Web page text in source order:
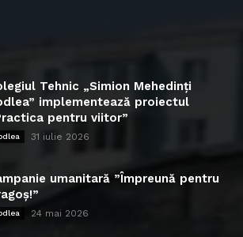
Tehnic „Simion Mehedinți
implementează proiectul
pentru viitor”
31 iulie 2026
umanitară ”Împreună pentru
24 mai 2026